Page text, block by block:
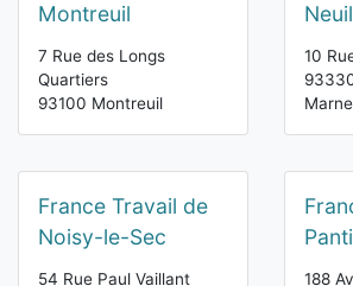
Montreuil
7 Rue des Longs
Quartiers
93100 Montreuil
10
Marne
France Travail de
Noisy-le-Sec
54 Rue Paul Vaillant
188